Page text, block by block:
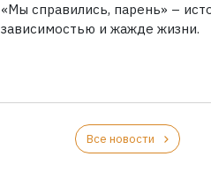
«Мы справились, парень» –
зависимостью и жажде жизни.
Все новости